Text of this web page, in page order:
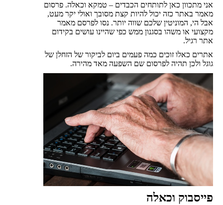
אני מתכוון כאן לתותחים הכבדים – טמקא וכאלה. פרסום
מאמר באתר כזה יכול להיות קצת מסובך ואולי יקר מעט,
אבל הי, המוניטין שלכם שווה יותר. נסו לפרסם מאמר
מקצועי או משהו בסגנון ממש כפי שהיינו עושים בקידום
אתר רגיל.
אתרים כאלו זוכים כמה פעמים ביום לביקור של הזחלן של
גוגל ולכן תהיה לפרסום שם השפעה מאד מהירה.
פייסבוק וכאלה